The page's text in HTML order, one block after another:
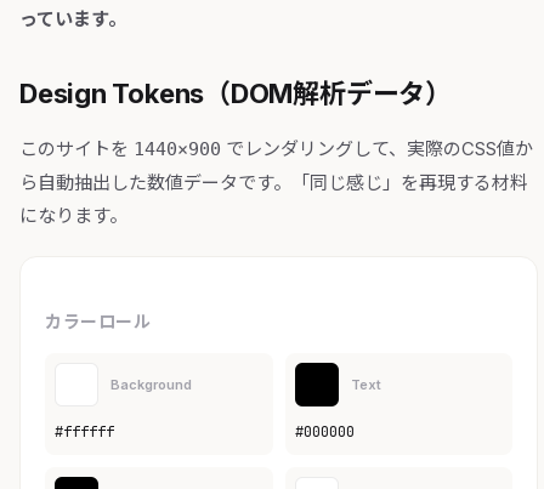
っています。
Design Tokens（DOM解析データ）
このサイトを 1440×900 でレンダリングして、実際のCSS値か
ら自動抽出した数値データです。「同じ感じ」を再現する材料
になります。
カラーロール
Background
#ffffff
Text
#000000